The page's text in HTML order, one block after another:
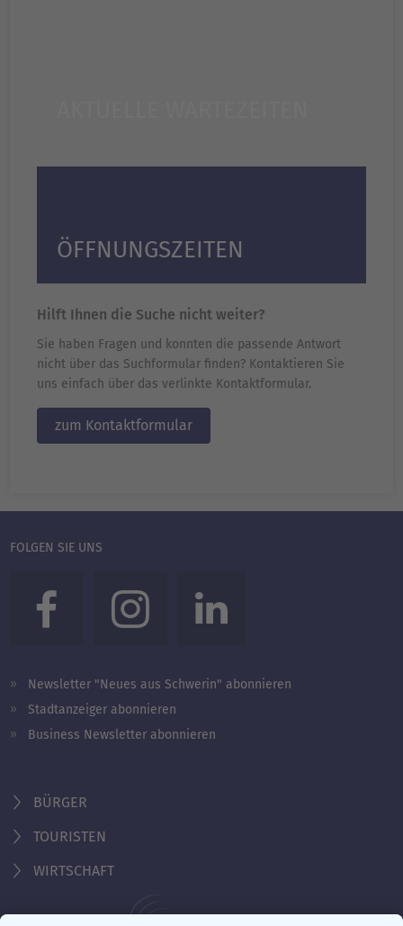
ÖFFNUNGSZEITEN
Hilft Ihnen die Suche nicht weiter?
Sie haben Fragen und konnten die passende Antwort
nicht über das Suchformular finden? Kontaktieren Sie
uns einfach über das verlinkte Kontaktformular.
zum Kontaktformular
FOLGEN SIE UNS
Newsletter "Neues aus Schwerin" abonnieren
Stadtanzeiger abonnieren
Business Newsletter abonnieren
BÜRGER
TOURISTEN
WIRTSCHAFT